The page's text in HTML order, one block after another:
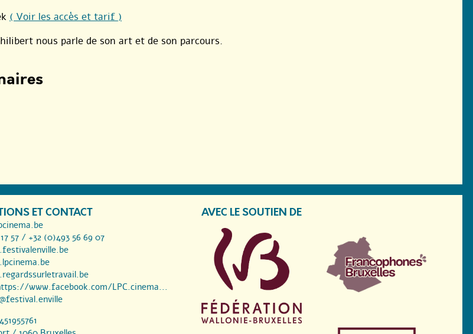
( Voir les accès et tarif )
nous parle de son art et de son parcours.
ET CONTACT
57 / +32 (0)493 56 69 07
www.facebook.com/LPC.cinema...
@festival.enville
AVEC LE SOUTIEN DE